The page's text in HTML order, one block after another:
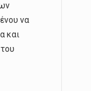
να
και